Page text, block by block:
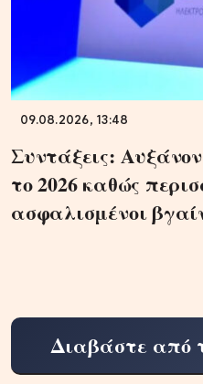
09.08.2026, 13:48
Συντάξεις:
το 2026 καθώς
ασφαλισμένοι
Διαβάστε από